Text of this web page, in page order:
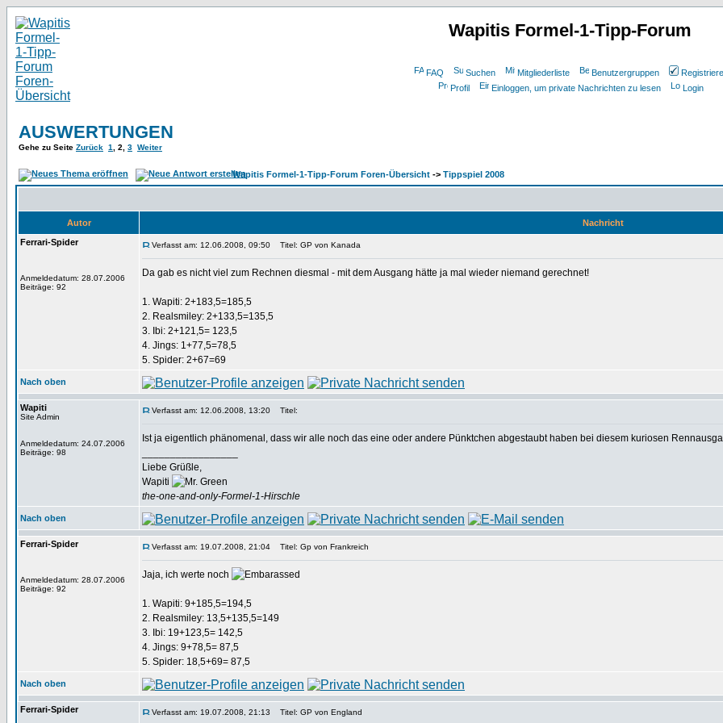
Wapitis Formel-1-Tipp-Forum
FAQ Suchen Mitgliederliste Benutzergruppen
Profil
Einloggen, um private Nachrichten zu lesen Login
AUSWERTUNGEN
Gehe zu Seite Zurück 1 2 3 Weiter
Wapitis Formel-1-Tipp-Forum Foren-Übersicht -> Tippspiel 2008
Autor
Nachricht
Ferrari-Spider
Anmeldedatum: 28.07.2006
Beiträge: 92
Verfasst am: 12.06.2008, 09:50 Titel: GP von Kanada
Da gab es nicht viel zum Rechnen diesmal - mit dem Ausgang hätte ja mal wieder niemand gerechnet!
1. Wapiti: 2+183,5=185,5
2. Realsmiley: 2+133,5=135,5
3. Ibi: 2+121,5= 123,5
4. Jings: 1+77,5=78,5
5. Spider: 2+67=69
Nach oben
Wapiti
Site Admin
Anmeldedatum: 24.07.2006
Beiträge: 98
Verfasst am: 12.06.2008, 13:20 Titel:
Ist ja eigentlich phänomenal, dass wir alle noch das eine oder andere Pünktchen abgestaubt haben bei diesem kuriosen
Liebe Grüßle,
Wapiti
the-one-and-only-Formel-1-Hirschle
Nach oben
Ferrari-Spider
Anmeldedatum: 28.07.2006
Beiträge: 92
Verfasst am: 19.07.2008, 21:04 Titel: Gp von Frankreich
Jaja, ich werte noch
1. Wapiti: 9+185,5=194,5
2. Realsmiley: 13,5+135,5=149
3. Ibi: 19+123,5= 142,5
4. Jings: 9+78,5= 87,5
5. Spider: 18,5+69= 87,5
Nach oben
Ferrari-Spider Verfasst am: 19.07.2008, 21:13 Titel: GP von England